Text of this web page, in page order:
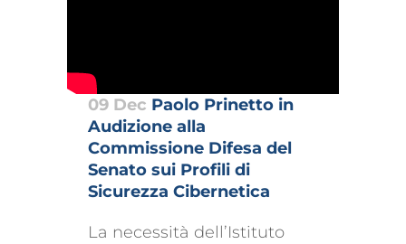
09 Dec Paolo Prinetto in
Audizione alla
Commissione Difesa del
Senato sui Profili di
Sicurezza Cibernetica
La necessità dell’Istituto